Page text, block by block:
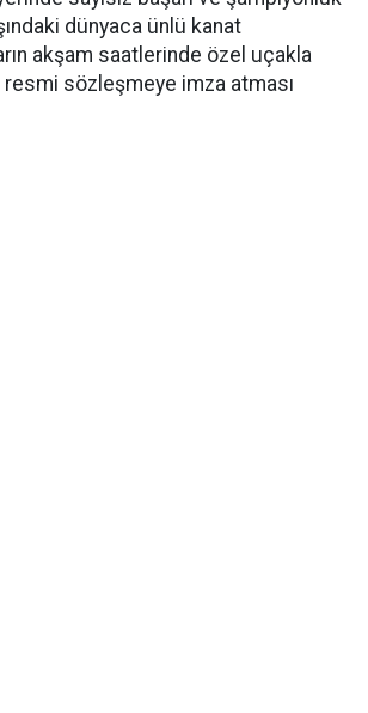
dünyaca ünlü kanat
akşam saatlerinde özel uçakla
resmi sözleşmeye imza atması